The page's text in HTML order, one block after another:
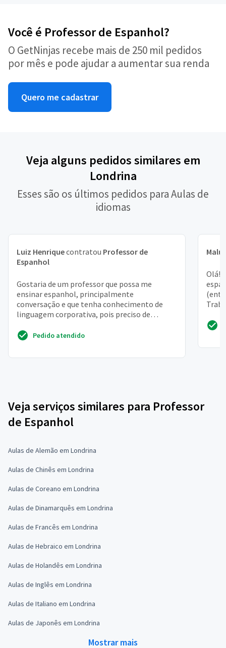
Você é Professor de Espanhol?
O GetNinjas recebe mais de 250 mil pedidos
por mês e pode ajudar a aumentar sua renda
Quero me cadastrar
Veja alguns pedidos similares em
Londrina
Esses são os últimos pedidos para Aulas de
idiomas
Luiz Henriquecontratou Professor de
Espanhol
Gostaria de um professor que possa me
ensinar espanhol, principalmente
conversação e que tenha conhecimento de
linguagem corporativa, pois preciso de
Pedido atendido
Malu
Olá!
Veja serviços similares para Professor
de Espanhol
Aulas de Alemão em Londrina
Aulas de Chinês em Londrina
Aulas de Coreano em Londrina
Aulas de Dinamarquês em Londrina
Aulas de Francês em Londrina
Aulas de Hebraico em Londrina
Aulas de Holandês em Londrina
Aulas de Inglês em Londrina
Aulas de Italiano em Londrina
Aulas de Japonês em Londrina
Mostrar mais